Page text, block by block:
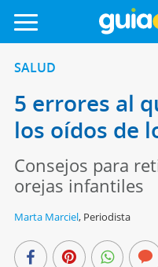
SALUD
5 errores al
los oídos de
Consejos para
orejas infantiles
Marta Marciel, Periodista